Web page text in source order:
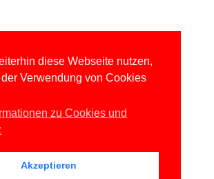
diese Webseite nutzen,
Verwendung von Cookies
zu Cookies und
Akzeptieren